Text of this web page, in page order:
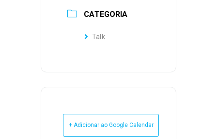
CATEGORIA
Talk
+ Adicionar ao Google Calendar